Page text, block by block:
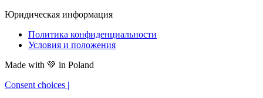
Юридическая информация
Политика конфиденциальности
Условия и положения
Made with 💚 in Poland
Consent choices |